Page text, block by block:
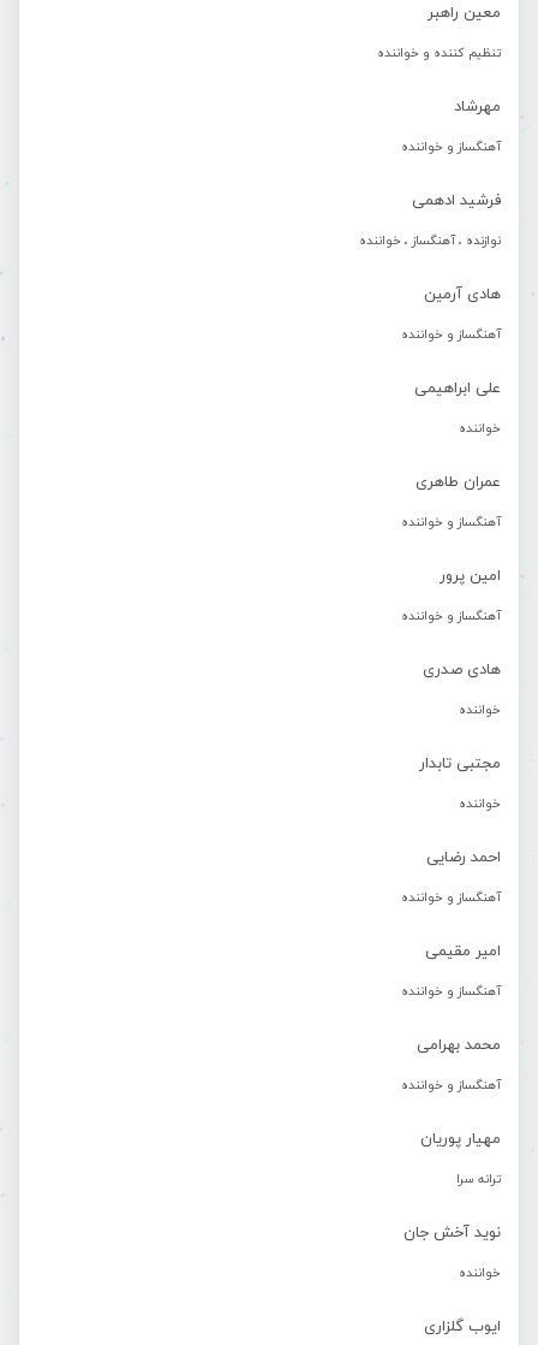
معین راهبر
تنظیم کننده و خواننده
مهرشاد
آهنگساز و خواننده
فرشید ادهمی
نوازنده ، آهنگساز ، خواننده
هادی آرمین
آهنگساز و خواننده
علی ابراهیمی
خواننده
عمران طاهری
آهنگساز و خواننده
امین پرور
آهنگساز و خواننده
هادی صدری
خواننده
مجتبی تابدار
خواننده
احمد رضایی
آهنگساز و خواننده
امیر مقیمی
آهنگساز و خواننده
محمد بهرامی
آهنگساز و خواننده
مهیار پوریان
ترانه سرا
نوید آخش جان
خواننده
ایوب گلزاری